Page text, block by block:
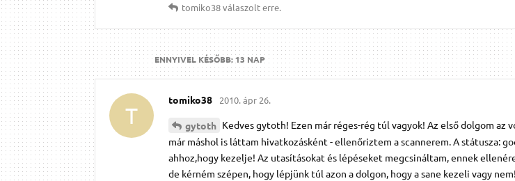
tomiko38válaszolt erre.
ENNYIVEL KÉSŐBB:13 NAP
T
tomiko38 2010. ápr 26.
gytoth Kedves gytoth! Ezen már réges-rég túl vagyok! Az első dolgom az
már máshol is láttam hivatkozásként - ellenőriztem a scannerem. A státusza:
ahhoz,hogy kezelje! Az utasításokat és lépéseket megcsináltam, ennek
de kérném szépen, hogy lépjünk túl azon a dolgon, hogy a sane kezeli vagy